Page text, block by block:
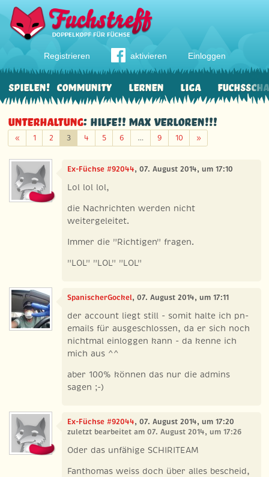
Registrieren aktivieren Einloggen
Community Lernen Liga
Spielen!
Unterhaltung: Hilfe!! Max verloren!!!
«Zurück
1 2 3 4 5 6 … 9 10 »Weiter
Ex-Füchse #92044, 07. August 2014, um 17:10
Lol lol lol,
die Nachrichten werden nicht
weitergeleitet.
Immer die "Richtigen" fragen.
"LOL" "LOL" "LOL"
SpanischerGockel, 07. August 2014, um 17:11
der account liegt still - somit halte ich pn-
emails für ausgeschlossen, da er sich noch
nichtmal einloggen kann - da kenne ich
mich aus ^^
aber 100% können das nur die admins
sagen ;-)
Ex-Füchse #92044, 07. August 2014, um 17:20
zuletzt bearbeitet am 07. August 2014, um 17:26
Oder das unfähige SCHIRITEAM
Fanthomas weiss doch über alles bescheid,